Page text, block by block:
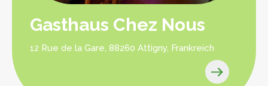
Gasthaus Chez Nous
12 Rue de la Gare, 88260 Attigny, Frankreich